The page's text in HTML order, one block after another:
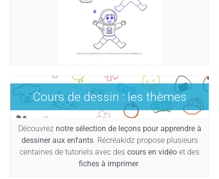
Cours de dessin : les thèmes
Découvrez notre sélection de leçons pour apprendre à
dessiner aux enfants. Récréakidz propose plusieurs
centaines de tutoriels avec des cours en vidéo et des
fiches à imprimer.